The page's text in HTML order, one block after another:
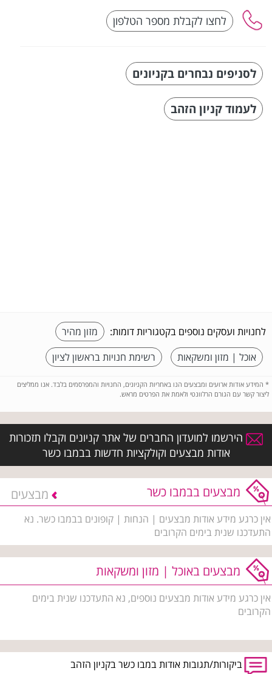
לסניפים נבחרים בקניונים
לעמוד קניון הזהב
לחנויות ועסקים נוספים בקטגוריות דומות:
מזון מהיר
אוכל | מזון ומשקאות
רשימת חנויות בראשון לציון
* המידע אודות ארועים ומבצעים הנו באחריות הקניונים, החנויות והמפרסמים בלבד. אנו ממליצים
ליצור קשר עם הגורם הרלוונטי ולאמת את הפרטים מראש.
הירשמו למועדון החברים של אתר קניונים וקבלו תזכורות
אודות מבצעים וקולקציות חדשות בבמבו כשר
מבצעים בבמבו כשר מבצעים
אין כרגע מידע אודות מבצעים | הנחות | קופונים בבמבו כשר. נא
התעדכנו שנית בימים הקרובים
מבצעים באוכל | מזון ומשקאות
אין כרגע מידע אודות מבצעים נוספים, נא התעדכנו שנית בימים
הקרובים
ביקורות/תגובות אודות במבו כשר בקניון הזהב